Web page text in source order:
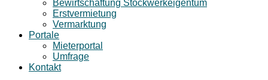
Bewirtschaftung Stockwerkeigentum
Erstvermietung
Vermarktung
Portale
Mieterportal
Umfrage
Kontakt